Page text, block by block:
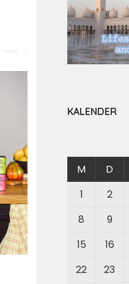
KALENDER
M D
1
2
8
9
15
16
22
23